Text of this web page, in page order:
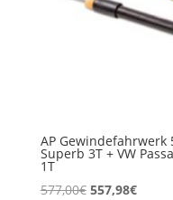
AP Gewindefahrwerk
Superb 3T + VW
1T
577,00€ Ursprünglicher
557,98€